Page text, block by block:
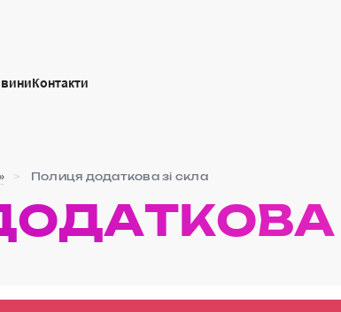
Контакти
Полиця додаткова зі скла